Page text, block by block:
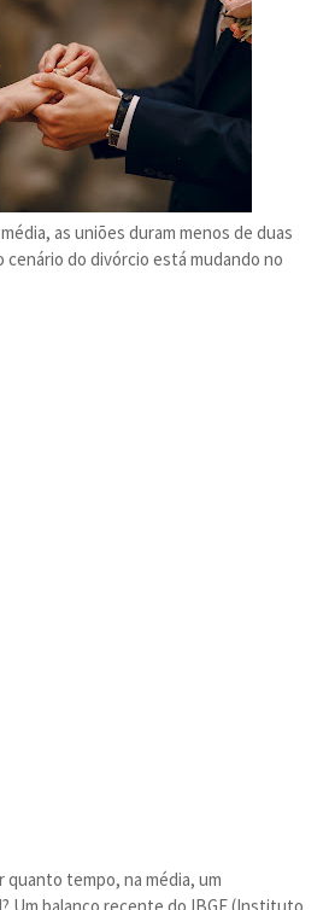
as uniões duram menos de duas
cenário do divórcio está mudando no
quanto tempo, na média, um